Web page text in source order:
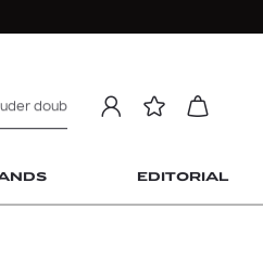
EDITORIAL
double wear